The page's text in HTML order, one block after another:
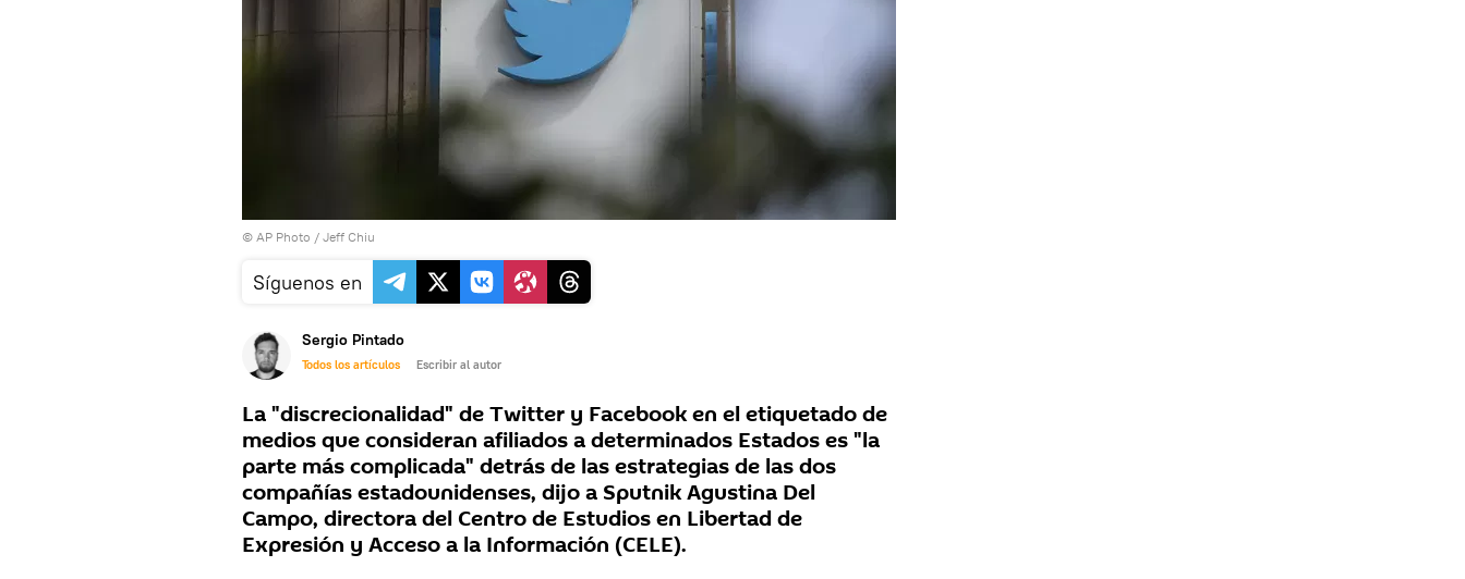
© AP Photo / Jeff Chiu
Síguenos en
Sergio Pintado
Todos los artículos Escribir al autor
La "discrecionalidad" de Twitter y Facebook en el etiquetado de
medios que consideran afiliados a determinados Estados es "la
parte más complicada" detrás de las estrategias de las dos
compañías estadounidenses, dijo a Sputnik Agustina Del
Campo, directora del Centro de Estudios en Libertad de
Expresión y Acceso a la Información (CELE).